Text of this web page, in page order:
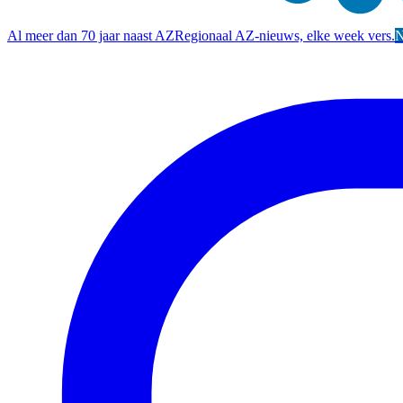
Al meer dan 70 jaar naast AZRegionaal AZ-nieuws, elke week vers.